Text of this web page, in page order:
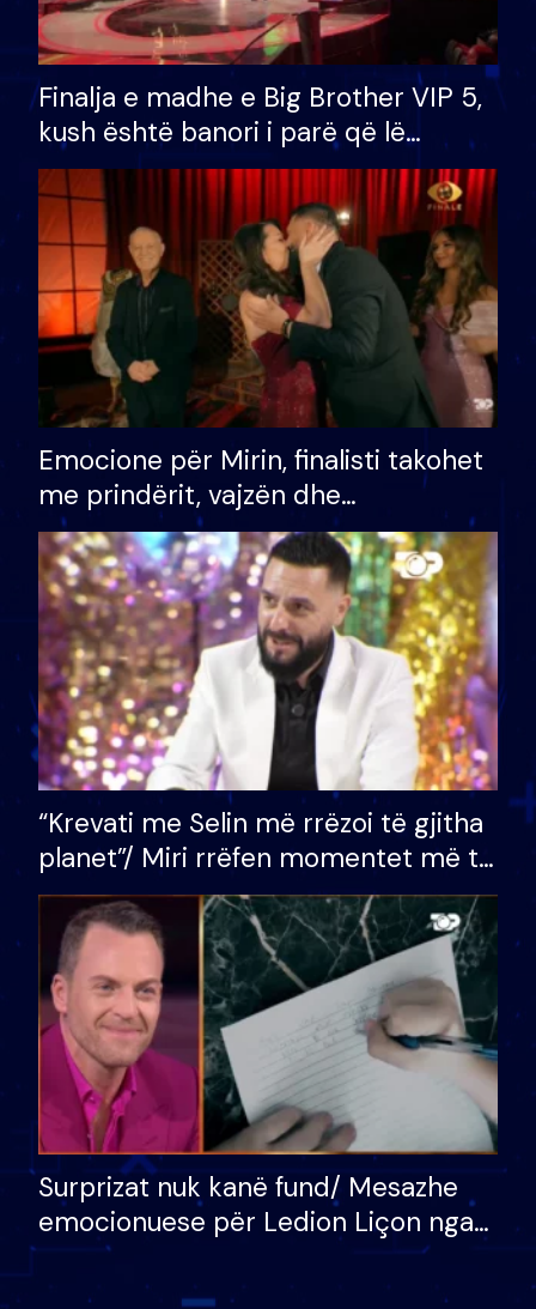
Finalja e madhe e Big Brother VIP 5,
kush është banori i parë që lë
shtëpinë dhe humb mundësinë për
të fituar çmimin e madh
Emocione për Mirin, finalisti takohet
me prindërit, vajzën dhe
bashkëshorten: S’kemi ndonjë letër
divorci apo jo?
“Krevati me Selin më rrëzoi të gjitha
planet”/ Miri rrëfen momentet më të
bukura në shtëpinë e BB VIP: Do më
mungojë zilja e mëngjesit kur…
Surprizat nuk kanë fund/ Mesazhe
emocionuese për Ledion Liçon nga
nëna dhe fëmijët e tij, moderatori
nuk i mban dot lotët: Nuk meritoj…